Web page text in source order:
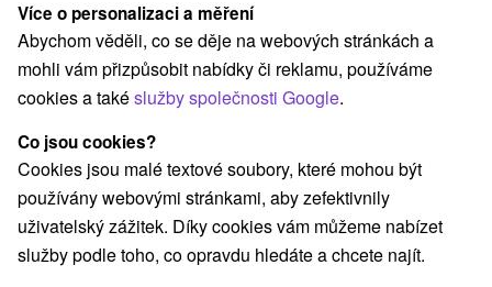
Domovská stránka
Navigovat do místa
Google recenze
Vysoké TatryGPS:
N +49° 12' 20.52''
E +20° 12' 5.74''
Více o personalizaci a měření
Abychom věděli, co se děje na webových stránkách a
mohli vám přizpůsobit nabídky či reklamu, používáme
cookies a takéslužby společnosti Google.
Co jsou cookies?
Cookies jsou malé textové soubory, které mohou být
používány webovými stránkami, aby zefektivnily
uživatelský zážitek. Díky cookies vám můžeme nabízet
služby podle toho, co opravdu hledáte a chcete najít.